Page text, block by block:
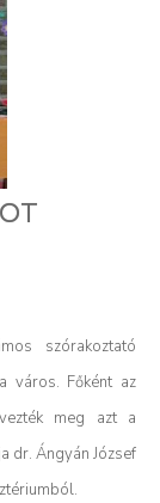
szórakoztató
város. Főként az
meg azt a
dr. Ángyán József